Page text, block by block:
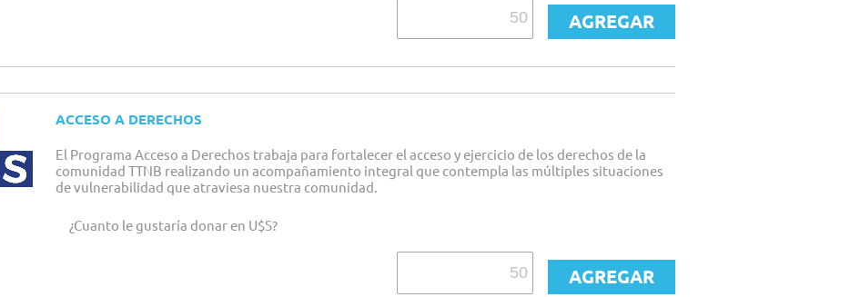
ACCESO A DERECHOS
El Programa Acceso a Derechos trabaja para fortalecer el acceso y ejercicio de los derechos de la
comunidad TTNB realizando un acompañamiento integral que contempla las múltiples situaciones
de vulnerabilidad que atraviesa nuestra comunidad.
¿Cuanto le gustaría donar en U$S?